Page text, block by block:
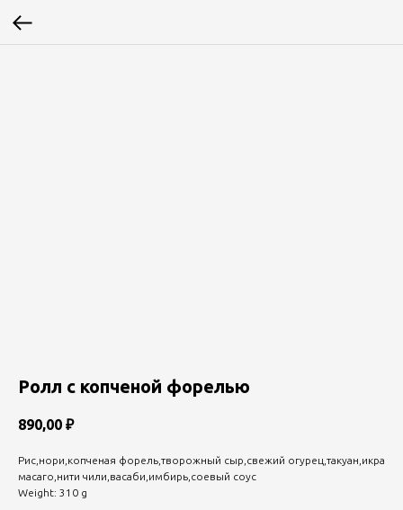
Ролл с копченой форелью
890,00 ₽
Рис,нори,копченая форель,творожный сыр,свежий огурец,такуан,икра
масаго,нити чили,васаби,имбирь,соевый соус
Weight: 310 g